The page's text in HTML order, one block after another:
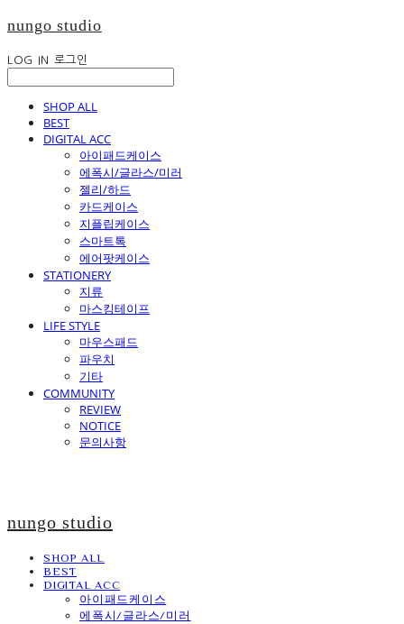
nungo studio
LOG IN 로그인
SHOP ALL
BEST
DIGITAL ACC
아이패드케이스
에폭시/글라스/미러
젤리/하드
카드케이스
지플립케이스
스마트톡
에어팟케이스
STATIONERY
지류
마스킹테이프
LIFE STYLE
마우스패드
파우치
기타
COMMUNITY
REVIEW
NOTICE
문의사항
nungo studio
SHOP ALL
BEST
DIGITAL ACC
아이패드케이스
에폭시/글라스/미러